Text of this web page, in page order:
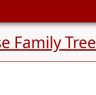
Family Tree